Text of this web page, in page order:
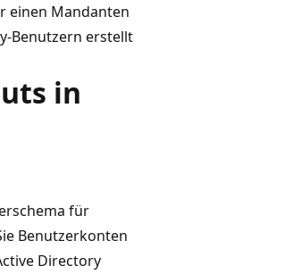
einen Mandanten
Benutzern erstellt
in
für
Benutzerkonten
Directory